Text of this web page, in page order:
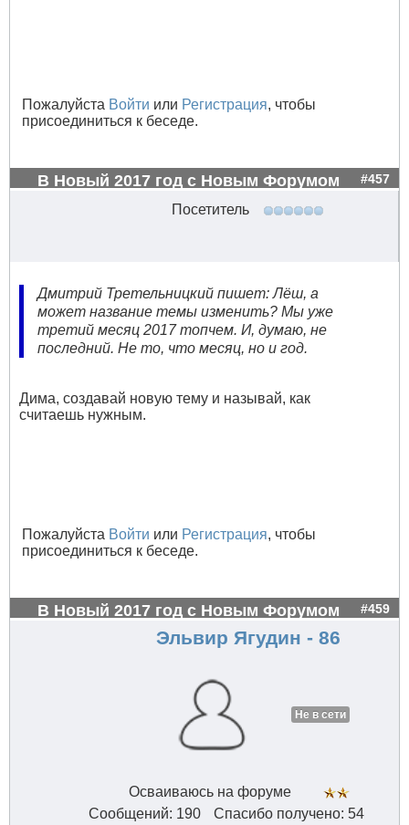
Пожалуйста Войти или Регистрация, чтобы
присоединиться к беседе.
В Новый 2017 год с Новым Форумом #457
Посетитель
Дмитрий Третельницкий пишет: Лёш, а
может название темы изменить? Мы уже
третий месяц 2017 топчем. И, думаю, не
последний. Не то, что месяц, но и год.
Дима, создавай новую тему и называй, как
считаешь нужным.
Пожалуйста Войти или Регистрация, чтобы
присоединиться к беседе.
В Новый 2017 год с Новым Форумом #459
Эльвир Ягудин - 86
Не в сети
Осваиваюсь на форуме
Сообщений: 190
Спасибо получено: 54